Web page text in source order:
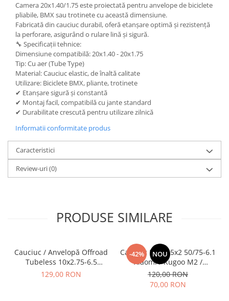
Anvelope ATV
Cauciucuri bicicleta
Anvelope și Camere Utilaje
https://www.doctortrotineta.ro/plata-
tbi?
forceOriginalForEdit=1&preview=00681
Camera 20x1.40/1.75 este proiectată pentru anvelope de biciclete
pliabile, BMX sau trotinete cu această dimensiune.
Fabricată din cauciuc durabil, oferă etanșare optimă și rezistență
la perforare, asigurând o rulare lină și sigură.
🔧 Specificații tehnice:
Dimensiune compatibilă: 20x1.40 - 20x1.75
Tip: Cu aer (Tube Type)
Material: Cauciuc elastic, de înaltă calitate
Utilizare: Biciclete BMX, pliante, trotinete
✔ Etanșare sigură și constantă
✔ Montaj facil, compatibilă cu jante standard
✔ Durabilitate crescută pentru utilizare zilnică
Informatii conformitate produs
Caracteristici
Review-uri(0)
PRODUSE SIMILARE
Cauciuc / Anvelopă Offroad
Tubeless 10x2.75-6.5
KuKirin G2/G2 Master 2025
129,00 RON
-42% NOU
Cauciuc Plin 8.5x2 50/75-6.1
Xiaomi / Kugoo M2 /
Ducati/Evergreen/Motus/
120,00 RON
70,00 RON